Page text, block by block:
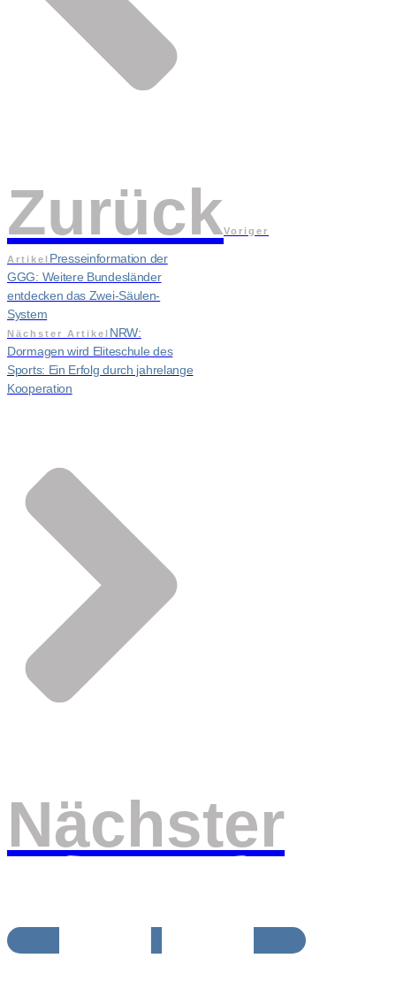
ZurückVoriger
Artikel Presseinformation der
GGG: Weitere Bundesländer
entdecken das Zwei-Säulen-
System
Nächster Artikel NRW:
Dormagen wird Eliteschule des
Sports: Ein Erfolg durch jahrelange
Kooperation
Nächster